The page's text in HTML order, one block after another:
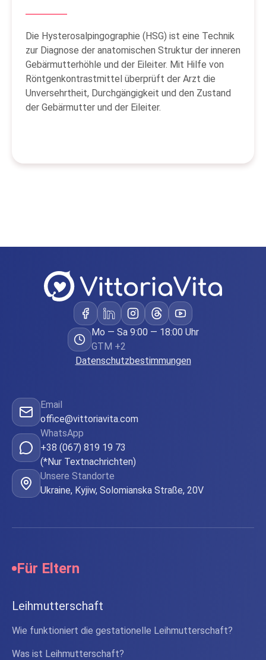
Die Hysterosalpingographie (HSG) ist eine Technik
zur Diagnose der anatomischen Struktur der inneren
Gebärmutterhöhle und der Eileiter. Mit Hilfe von
Röntgenkontrastmittel überprüft der Arzt die
Unversehrtheit, Durchgängigkeit und den Zustand
der Gebärmutter und der Eileiter.
Mo — Sa 9:00 — 18:00 Uhr
GTM +2
Datenschutzbestimmungen
Email
office@vittoriavita.com
WhatsApp
+38 (067) 819 19 73
(*Nur Textnachrichten)
Unsere Standorte
Ukraine, Kyjiw, Solomianska Straße, 20V
Für Eltern
Leihmutterschaft
Wie funktioniert die gestationelle Leihmutterschaft?
Was ist Leihmutterschaft?